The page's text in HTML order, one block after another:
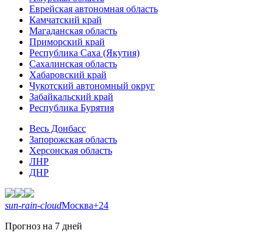
Еврейская автономная область
Камчатский край
Магаданская область
Приморский край
Республика Саха (Якутия)
Сахалинская область
Хабаровский край
Чукотский автономный округ
Забайкальский край
Республика Бурятия
Весь Донбасс
Запорожская область
Херсонская область
ЛНР
ДНР
sun-rain-cloudМосква+24
Прогноз на 7 дней